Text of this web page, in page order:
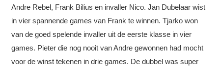
Andre Rebel, Frank Bilius en invaller Nico. Jan Dubelaar wist
in vier spannende games van Frank te winnen. Tjarko won
van de goed spelende invaller uit de eerste klasse in vier
games. Pieter die nog nooit van Andre gewonnen had mocht
voor de winst tekenen in drie games. De dubbel was super